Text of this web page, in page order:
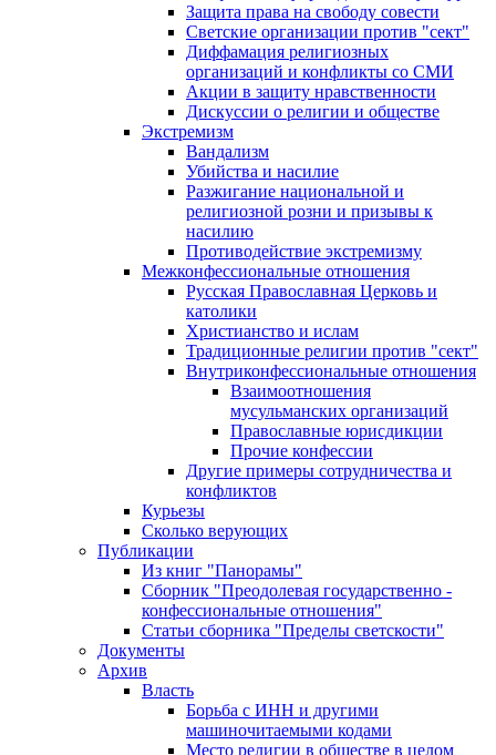
Защита права на свободу совести
Светские организации против "сект"
Диффамация религиозных
организаций и конфликты со СМИ
Акции в защиту нравственности
Дискуссии о религии и обществе
Экстремизм
Вандализм
Убийства и насилие
Разжигание национальной и
религиозной розни и призывы к
насилию
Противодействие экстремизму
Межконфессиональные отношения
Русская Православная Церковь и
католики
Христианство и ислам
Традиционные религии против "сект"
Внутриконфессиональные отношения
Взаимоотношения
мусульманских организаций
Православные юрисдикции
Прочие конфессии
Другие примеры сотрудничества и
конфликтов
Курьезы
Сколько верующих
Публикации
Из книг "Панорамы"
Сборник "Преодолевая государственно -
конфессиональные отношения"
Статьи сборника "Пределы светскости"
Документы
Архив
Власть
Борьба с ИНН и другими
машиночитаемыми кодами
Место религии в обществе в целом